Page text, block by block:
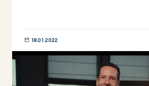
18.01.2022
JETZT ENTDECKEN